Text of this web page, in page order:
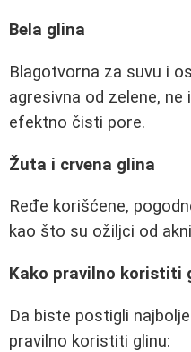
Bela glina
Blagotvorna za suvu i
agresivna od zelene,
efektno čisti pore.
Žuta i crvena glina
Ređe korišćene,
kao što su ožiljci od
Kako pravilno koristiti
Da biste postigli
pravilno koristiti glinu: